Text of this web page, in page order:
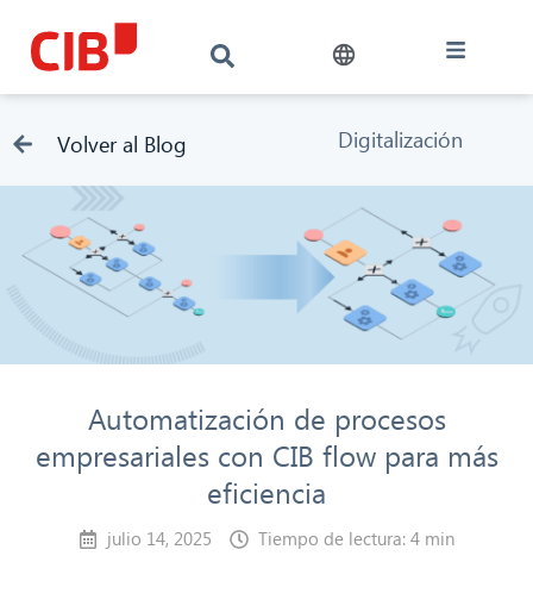
Volver al Blog Digitalización
Automatización de procesos
empresariales con CIB flow para más
eficiencia
julio 14, 2025 Tiempo de lectura: 4 min